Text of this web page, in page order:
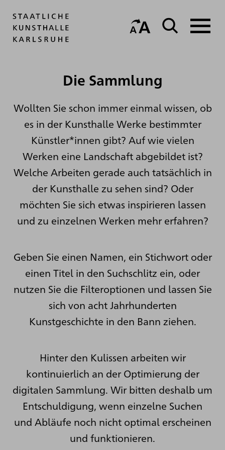
Die Sammlung
Wollten Sie schon immer einmal wissen, ob
es in der Kunsthalle Werke bestimmter
Künstler*innen gibt? Auf wie vielen
Werken eine Landschaft abgebildet ist?
Welche Arbeiten gerade auch tatsächlich in
der Kunsthalle zu sehen sind? Oder
möchten Sie sich etwas inspirieren lassen
und zu einzelnen Werken mehr erfahren?
Geben Sie einen Namen, ein Stichwort oder
einen Titel in den Suchschlitz ein, oder
nutzen Sie die Filteroptionen und lassen Sie
sich von acht Jahrhunderten
Kunstgeschichte in den Bann ziehen.
Hinter den Kulissen arbeiten wir
kontinuierlich an der Optimierung der
digitalen Sammlung. Wir bitten deshalb um
Entschuldigung, wenn einzelne Suchen
und Abläufe noch nicht optimal erscheinen
und funktionieren.